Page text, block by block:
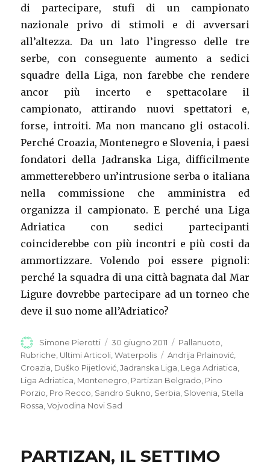
di partecipare, stufi di un campionato
nazionale privo di stimoli e di avversari
all’altezza. Da un lato l’ingresso delle tre
serbe, con conseguente aumento a sedici
squadre della Liga, non farebbe che rendere
ancor più incerto e spettacolare il
campionato, attirando nuovi spettatori e,
forse, introiti. Ma non mancano gli ostacoli.
Perché Croazia, Montenegro e Slovenia, i paesi
fondatori della Jadranska Liga, difficilmente
ammetterebbero un’intrusione serba o italiana
nella commissione che amministra ed
organizza il campionato. E perché una Liga
Adriatica con sedici partecipanti
coinciderebbe con più incontri e più costi da
ammortizzare. Volendo poi essere pignoli:
perché la squadra di una città bagnata dal Mar
Ligure dovrebbe partecipare ad un torneo che
deve il suo nome all’Adriatico?
Autore
Simone Pierotti
Pubblicato
il
30 giugno 2011 Categorie
Pallanuoto
Rubriche Ultimi Articoli ,Waterpolis Tag
Andrija Prlainović
Croazia Duško Pijetlović ,Jadranska Liga Lega Adriatica
Liga Adriatica Montenegro Partizan Belgrado Pino
Porzio Pro Recco Sandro Sukno Serbia Slovenia Stella
Rossa ,Vojvodina Novi Sad
PARTIZAN, IL SETTIMO